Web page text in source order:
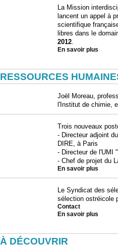
La Mission
lancent un appel à
scientifique
libres dans le
2012.
En savoir plus
RESSOURCES
Joël Moreau,
l'Institut de chimie,
Trois nouveaux
- Directeur adjoint
DIRE, à Paris
- Directeur de l'UMI
- Chef de projet du
En savoir plus
Le Syndicat des
sélection ostréicole
Contact
En savoir plus
À DÉCOUVRIR